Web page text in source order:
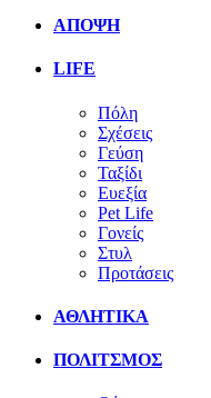
ΑΠΟΨΗ
LIFE
Πόλη
Σχέσεις
Γεύση
Ταξίδι
Ευεξία
Pet Life
Γονείς
Στυλ
Προτάσεις
ΑΘΛΗΤΙΚΑ
ΠΟΛΙΤΣΜΟΣ